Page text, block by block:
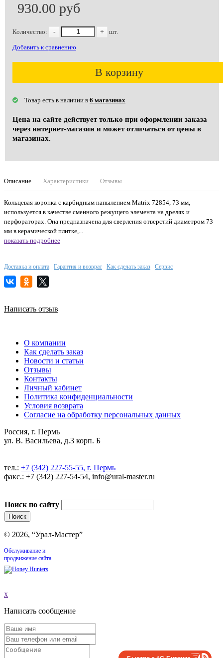
930.00 руб
Количество: - + шт.
Добавить к сравнению
В корзину
Товар есть в наличии в 6 магазинах
Цена на сайте действует только при оформлении заказа
через интернет-магазин и может отличаться от цены в
магазинах.
Описание Характеристики Отзывы
Кольцевая коронка с карбидным напылением Matrix 72854, 73 мм,
используется в качестве сменного режущего элемента на дрелях и
перфораторах. Она предназначена для сверления отверстий диаметром 73
мм в керамической плитке,...
показать подробнее
Доставка и оплата Гарантия и возврат Как сделать заказ Сервис
Написать отзыв
О компании
Как сделать заказ
Новости и статьи
Отзывы
Контакты
Личный кабинет
Политика конфиденциальности
Условия возврата
Согласие на обработку персональных данных
Россия, г. Пермь
ул. В. Васильева, д.3 корп. Б
тел.: +7 (342) 227-55-55, г. Пермь
факс.: +7 (342) 227-54-54, info@ural-master.ru
Поиск по сайту
© 2026, “Урал-Мастер”
Обслуживание и
продвижение сайта
x
Написать сообщение